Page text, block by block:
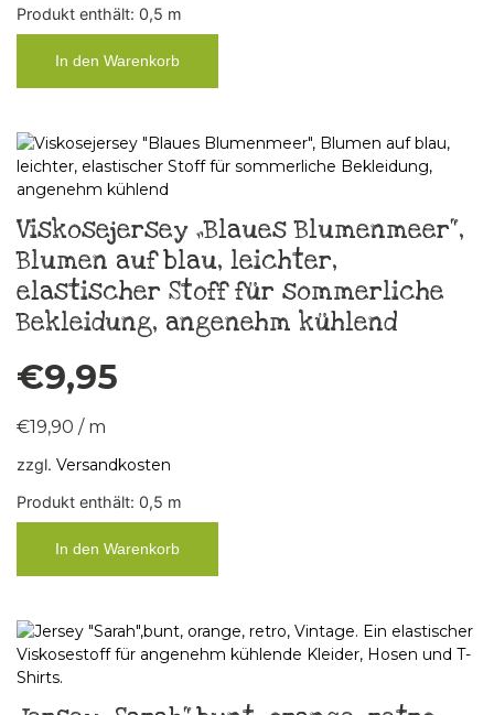
Produkt enthält: 0,5 m
In den Warenkorb
Viskosejersey „Blaues Blumenmeer“,
Blumen auf blau, leichter,
elastischer Stoff für sommerliche
Bekleidung, angenehm kühlend
€9,95
€19,90 / m
zzgl. Versandkosten
Produkt enthält: 0,5 m
In den Warenkorb